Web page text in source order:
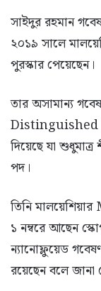
সাইদুর রহমান
২০১৯ সালে
পুরস্কার পেয়েছেন।
তার অসামান্য
Distinguished
দিয়েছে যা শুধুমাত্র
পদ।
তিনি
১ নম্বরে আছেন
ন্যানোফ্লুয়েড
রয়েছেন বলে জানা